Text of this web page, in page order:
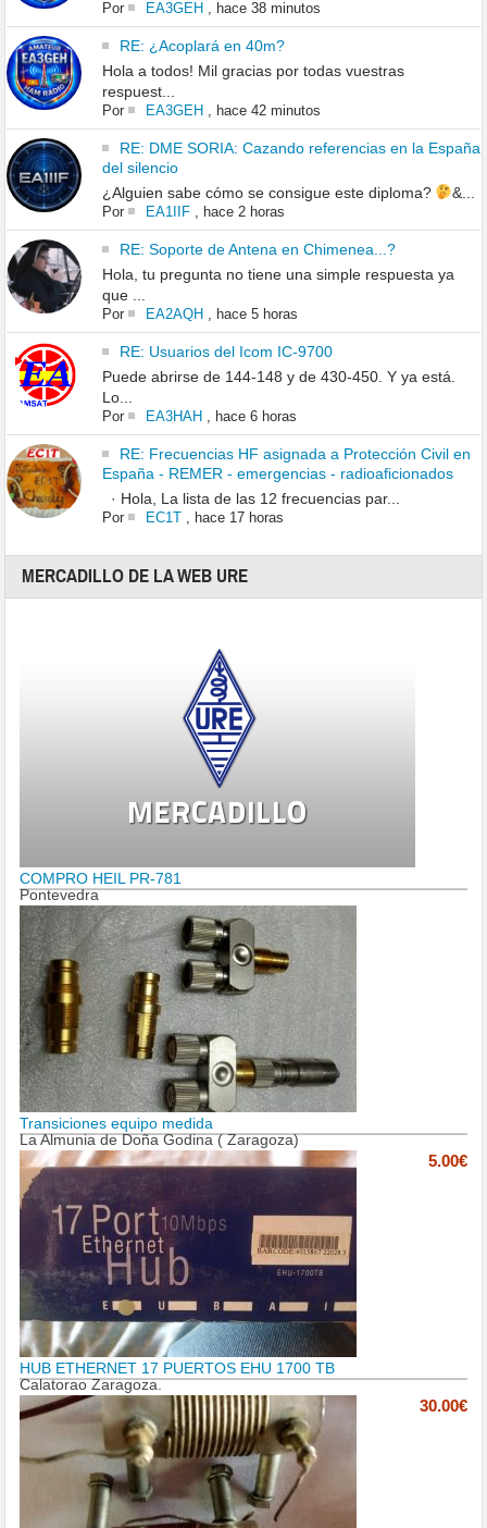
Por EA3GEH, hace 38 minutos
RE: ¿Acoplará en 40m?
Hola a todos! Mil gracias por todas vuestras
respuest...
Por EA3GEH, hace 42 minutos
RE: DME SORIA: Cazando referencias en la España
del silencio
¿Alguien sabe cómo se consigue este diploma?
&...
Por EA1IIF, hace 2 horas
RE: Soporte de Antena en Chimenea...?
Hola, tu pregunta no tiene una simple respuesta ya
que ...
Por EA2AQH, hace 5 horas
RE: Usuarios del Icom IC-9700
Puede abrirse de 144-148 y de 430-450. Y ya está.
Lo...
Por EA3HAH, hace 6 horas
RE: Frecuencias HF asignada a Protección Civil en
España - REMER - emergencias - radioaficionados
· Hola, La lista de las 12 frecuencias par...
Por EC1T, hace 17 horas
MERCADILLO DE LA WEB URE
COMPRO HEIL PR-781
Pontevedra
Transiciones equipo medida
La Almunia de Doña Godina ( Zaragoza)
5.00€
HUB ETHERNET 17 PUERTOS EHU 1700 TB
Calatorao Zaragoza.
30.00€